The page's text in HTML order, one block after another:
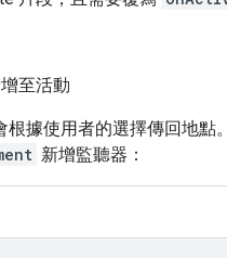
至活動
根據使用者的選擇傳回地點
新增監聽器：